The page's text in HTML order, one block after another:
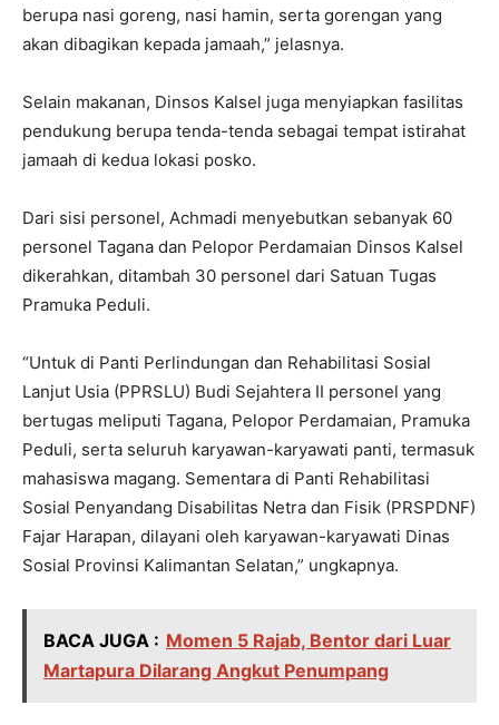
berupa nasi goreng, nasi hamin, serta gorengan yang
akan dibagikan kepada jamaah,” jelasnya.
Selain makanan, Dinsos Kalsel juga menyiapkan fasilitas
pendukung berupa tenda-tenda sebagai tempat istirahat
jamaah di kedua lokasi posko.
Dari sisi personel, Achmadi menyebutkan sebanyak 60
personel Tagana dan Pelopor Perdamaian Dinsos Kalsel
dikerahkan, ditambah 30 personel dari Satuan Tugas
Pramuka Peduli.
“Untuk di Panti Perlindungan dan Rehabilitasi Sosial
Lanjut Usia (PPRSLU) Budi Sejahtera II personel yang
bertugas meliputi Tagana, Pelopor Perdamaian, Pramuka
Peduli, serta seluruh karyawan-karyawati panti, termasuk
mahasiswa magang. Sementara di Panti Rehabilitasi
Sosial Penyandang Disabilitas Netra dan Fisik (PRSPDNF)
Fajar Harapan, dilayani oleh karyawan-karyawati Dinas
Sosial Provinsi Kalimantan Selatan,” ungkapnya.
BACA JUGA : Momen 5 Rajab, Bentor dari Luar
Martapura Dilarang Angkut Penumpang